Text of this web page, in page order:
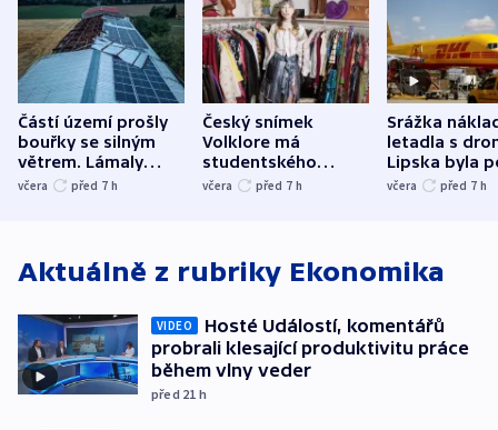
Částí území prošly
bouřky se silným
větrem. Lámaly
stromy a poničily
včera před 7 h
Český snímek
Volklore má
studentského
Oscara, zabojuje o
včera před 7 h
Srážka
letadla s
Lipska byla
německého
včera před 7 h
Aktuálně z rubriky Ekonomika
VIDEO
Hosté Událostí, komentářů
probrali klesající produktivitu práce
během vlny veder
před 21 h